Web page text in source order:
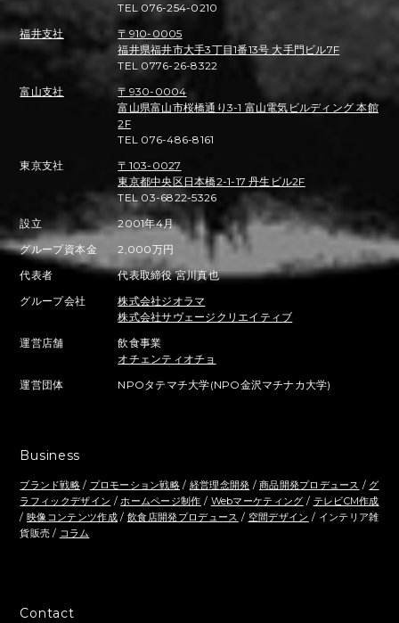
TEL 076-254-0210
福井支社
〒910-0005
福井県福井市大手3丁目1番13号 大手門ビル7F
TEL 0776-26-8322
富山支社
〒930-0004
富山県富山市桜橋通り3-1 富山電気ビルディング 本館
2F
TEL 076-486-8161
東京支社
〒103-0027
東京都中央区日本橋2-1-17 丹生ビル2F
TEL 03-6822-5326
設立
2001年4月
グループ資本金
2,000万円
代表者
代表取締役 宮川真也
グループ会社
株式会社ジオラマ
株式会社サヴェージクリエイティブ
運営店舗
飲食事業
オチェンティオチョ
運営団体
NPOタテマチ大学(NPO金沢マチナカ大学)
Business
ブランド戦略/ プロモーション戦略 / 経営理念開発 /商品開発プロデュース / グ
ラフィックデザイン /ホームページ制作 / Webマーケティング / テレビCM作成
/ 映像コンテンツ作成 / 飲食店開発プロデュース / 空間デザイン / インテリア雑
貨販売 / コラム
Contact